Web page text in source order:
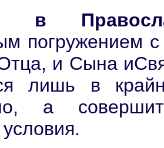
в
погружением
и Сына
лишь в
а